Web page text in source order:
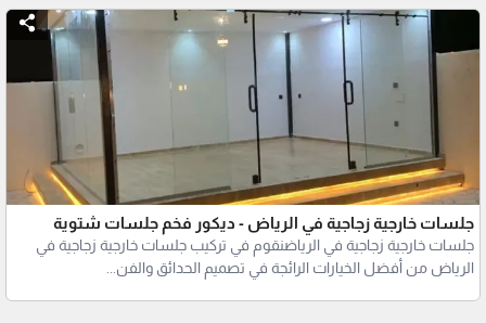
جلسات خارجية زجاجية في الرياض - ديكور فخم جلسات شتوية
جلسات خارجية زجاجية في الرياضنقوم في تركيب جلسات خارجية زجاجية في
الرياض من أفضل الخيارات الرائجة في تصميم الحدائق والفن...